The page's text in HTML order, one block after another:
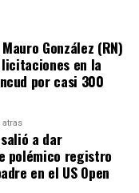
González (RN)
en la
por casi 300
atras
a dar
polémico registro
en el US Open